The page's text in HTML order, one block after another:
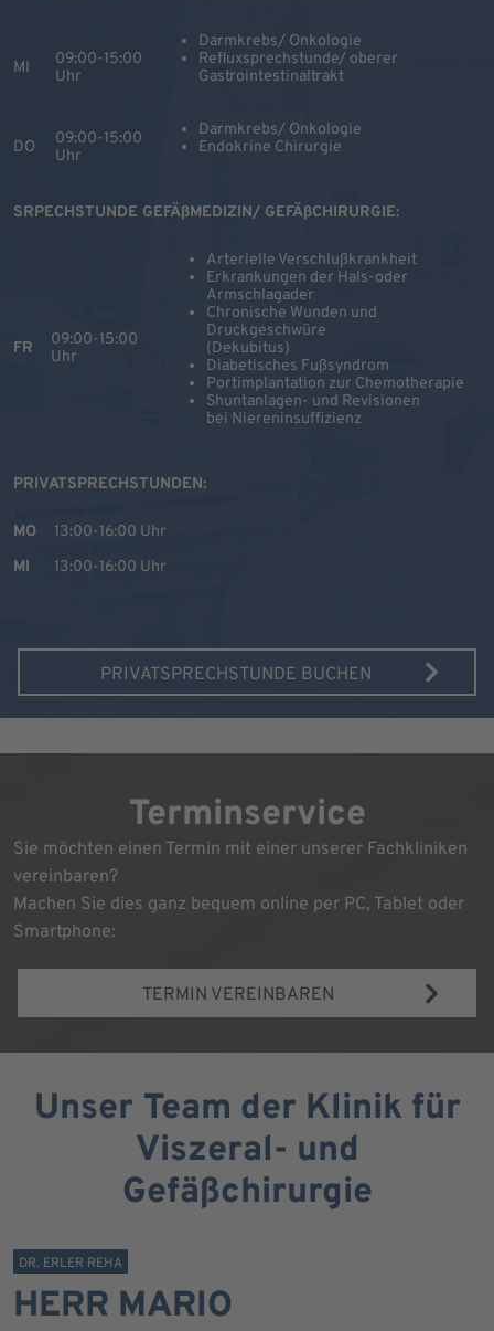
MI
09:00-15:00
Uhr
Darmkrebs/ Onkologie
Refluxsprechstunde/ oberer
Gastrointestinaltrakt
DO
09:00-15:00
Uhr
Darmkrebs/ Onkologie
Endokrine Chirurgie
SRPECHSTUNDE GEFÄßMEDIZIN/ GEFÄßCHIRURGIE:
FR
09:00-15:00
Uhr
Arterielle Verschlußkrankheit
Erkrankungen der Hals-oder
Armschlagader
Chronische Wunden und
Druckgeschwüre
(Dekubitus)
Diabetisches Fußsyndrom
Portimplantation zur Chemotherapie
Shuntanlagen- und Revisionen
bei Niereninsuffizienz
PRIVATSPRECHSTUNDEN:
MO
13:00-16:00 Uhr
MI
13:00-16:00 Uhr
PRIVATSPRECHSTUNDE BUCHEN
Terminservice
Sie möchten einen Termin mit einer unserer Fachkliniken
vereinbaren?
Machen Sie dies ganz bequem online per PC, Tablet oder
Smartphone:
TERMIN VEREINBAREN
Unser Team der Klinik für
Viszeral- und
Gefäßchirurgie
DR. ERLER REHA
HERR MARIO